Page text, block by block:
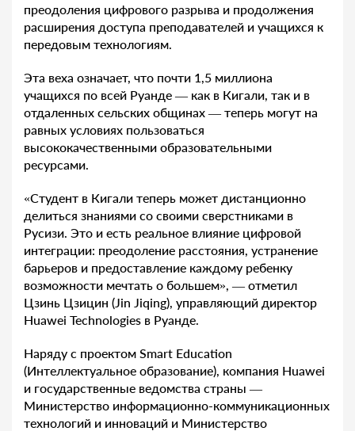
преодоления цифрового разрыва и продолжения
расширения доступа преподавателей и учащихся к
передовым технологиям.
Эта веха означает, что почти 1,5 миллиона
учащихся по всей Руанде — как в Кигали, так и в
отдаленных сельских общинах — теперь могут на
равных условиях пользоваться
высококачественными образовательными
ресурсами.
«Студент в Кигали теперь может дистанционно
делиться знаниями со своими сверстниками в
Русизи. Это и есть реальное влияние цифровой
интеграции: преодоление расстояния, устранение
барьеров и предоставление каждому ребенку
возможности мечтать о большем», — отметил
Цзинь Цзицин (Jin Jiqing), управляющий директор
Huawei Technologies в Руанде.
Наряду с проектом Smart Education
(Интеллектуальное образование), компания Huawei
и государственные ведомства страны —
Министерство информационно-коммуникационных
технологий и инноваций и Министерство